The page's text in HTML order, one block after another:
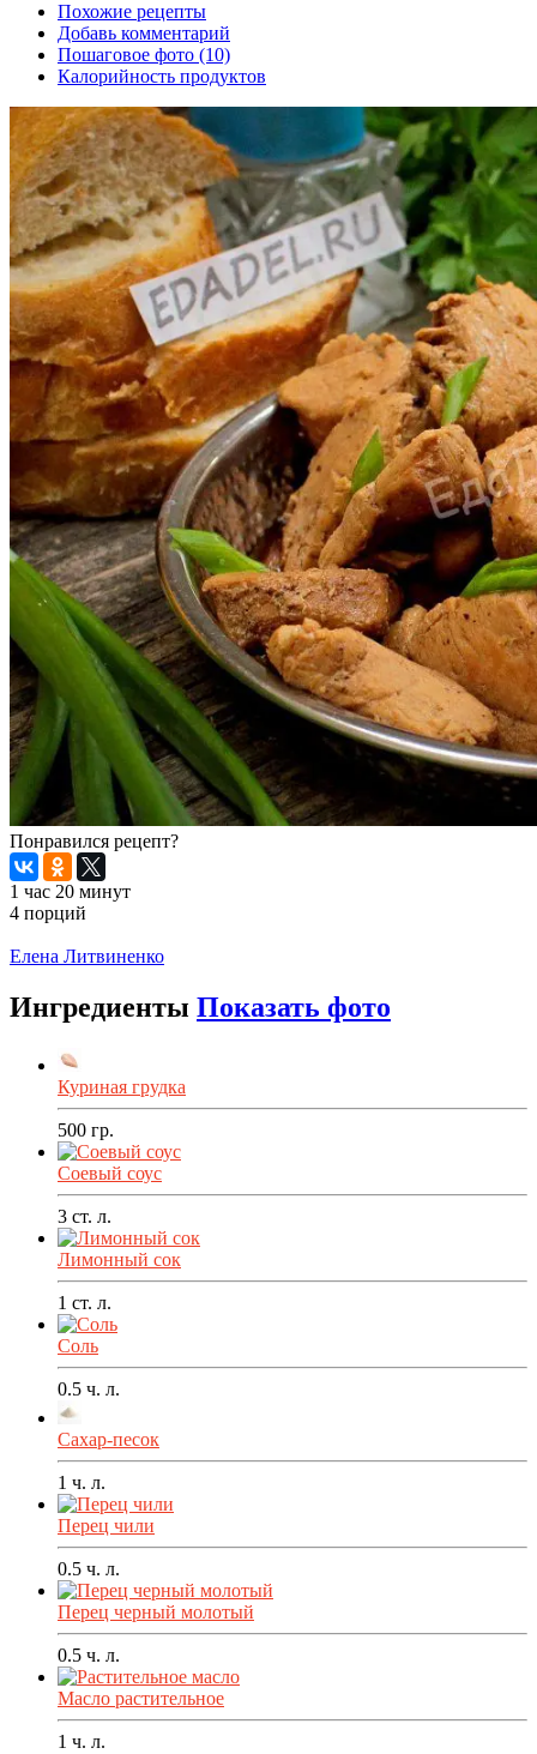
Похожие рецепты
Добавь комментарий
Пошаговое фото (10)
Калорийность продуктов
Понравился рецепт?
1 час 20 минут
4 порций
Елена Литвиненко
Ингредиенты Показать фото
Куриная грудка
500 гр.
Соевый соус
3 ст. л.
Лимонный сок
1 ст. л.
Соль
0.5 ч. л.
Сахар-песок
1 ч. л.
Перец чили
0.5 ч. л.
Перец черный молотый
0.5 ч. л.
Масло растительное
1 ч. л.